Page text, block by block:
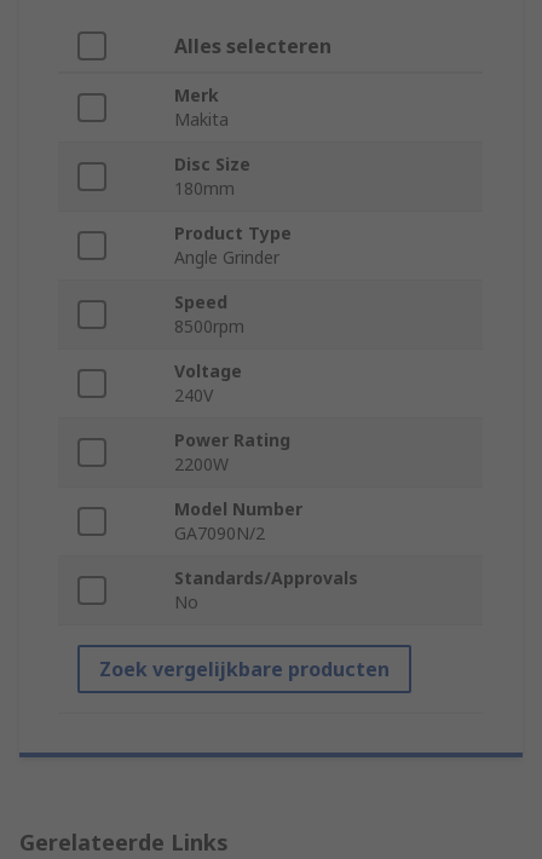
Alles selecteren
Merk
Makita
Disc Size
180mm
Product Type
Angle Grinder
Speed
8500rpm
Voltage
240V
Power Rating
2200W
Model Number
GA7090N/2
Standards/Approvals
No
Zoek vergelijkbare producten
Gerelateerde Links